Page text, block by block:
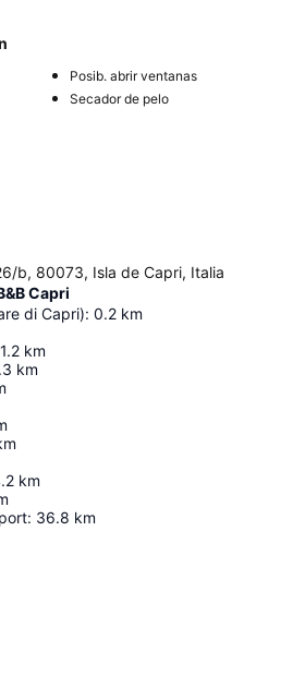
Posib. abrir ventanas
Secador de pelo
b, 80073, Isla de Capri, Italia
Capri
di Capri): 0.2 km
1.2 km
km
km
: 36.8 km